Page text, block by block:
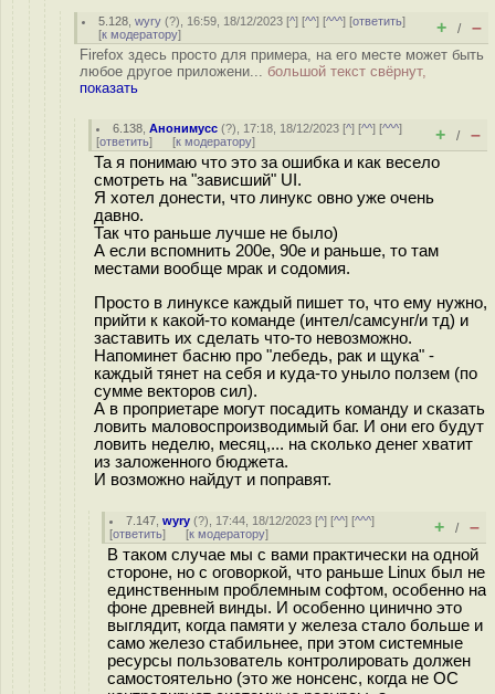
5.128 ,wyry (?), 16:59, 18/12/2023 [^] [^^] [^^^] [ответить]
[к модератору] + / –
Firefox здесь просто для примера, на его месте может быть
любое другое приложени... большой текст свёрнут,
показать
6.138 ,Анонимусс (?), 17:18, 18/12/2023 [^] [^^] [^^^]
[ответить] [к модератору] + / –
Та я понимаю что это за ошибка и как весело
смотреть на "зависший" UI.
Я хотел донести, что линукс овно уже очень
давно.
Так что раньше лучше не было)
А если вспомнить 200е, 90е и раньше, то там
местами вообще мрак и содомия.
Просто в линуксе каждый пишет то, что ему нужно,
прийти к какой-то команде (интел/самсунг/и тд) и
заставить их сделать что-то невозможно.
Напоминет басню про "лебедь, рак и щука" -
каждый тянет на себя и куда-то уныло ползем (по
сумме векторов сил).
А в проприетаре могут посадить команду и сказать
ловить маловоспроизводимый баг. И они его будут
ловить неделю, месяц,... на сколько денег хватит
из заложенного бюджета.
И возможно найдут и поправят.
7.147 ,wyry (?), 17:44, 18/12/2023 [^] [^^] [^^^]
[ответить] [к модератору] + / –
В таком случае мы с вами практически на одной
стороне, но с оговоркой, что раньше Linux был не
единственным проблемным софтом, особенно на
фоне древней винды. И особенно цинично это
выглядит, когда памяти у железа стало больше и
само железо стабильнее, при этом системные
ресурсы пользователь контролировать должен
самостоятельно (это же нонсенс, когда не ОС